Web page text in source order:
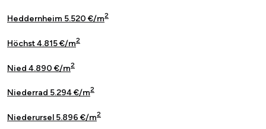
Heddernheim 5.520 €/m2
Höchst 4.815 €/m2
Nied 4.890 €/m2
Niederrad 5.294 €/m2
Niederursel 5.896 €/m2